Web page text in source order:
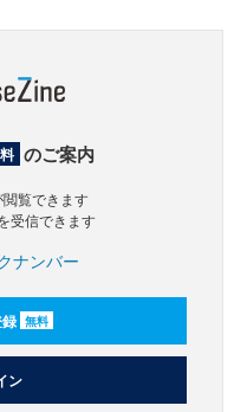
のご案内
閲覧できます
受信できます
ナンバー
無料
ン